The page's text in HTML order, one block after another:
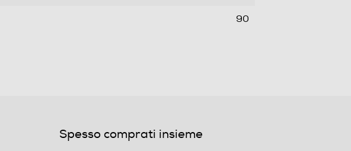
90
Spesso comprati insieme